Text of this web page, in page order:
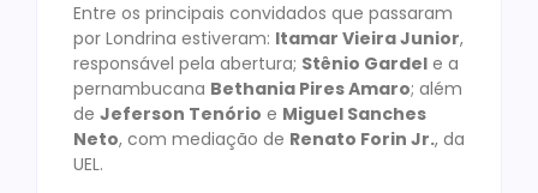
Entre os principais convidados que passaram
por Londrina estiveram: Itamar Vieira Junior,
responsável pela abertura; Stênio Gardel e a
pernambucana Bethania Pires Amaro; além
de Jeferson Tenório e Miguel Sanches
Neto, com mediação de Renato Forin Jr., da
UEL.